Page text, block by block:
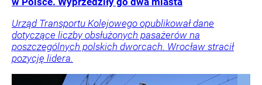
Urząd Transportu Kolejowego opublikował dane
dotyczące liczby obsłużonych pasażerów na
poszczególnych polskich dworcach. Wrocław stracił
pozycję lidera.